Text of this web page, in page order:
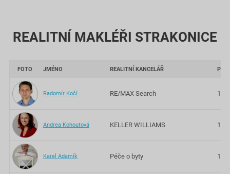
REALITNÍ MAKLÉŘI STRAKONICE
FOTO JMÉNO REALITNÍ KANCELÁŘ
Radomír Kočí RE/MAX Search 10
Andrea Kohoutová KELLER WILLIAMS 14
Karel Adamík Péče o byty 13